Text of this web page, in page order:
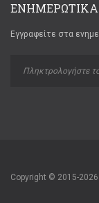
ΕΝΗΜΕΡΩΤΙΚΑ
Εγγραφείτε στα
Copyright © 2015-